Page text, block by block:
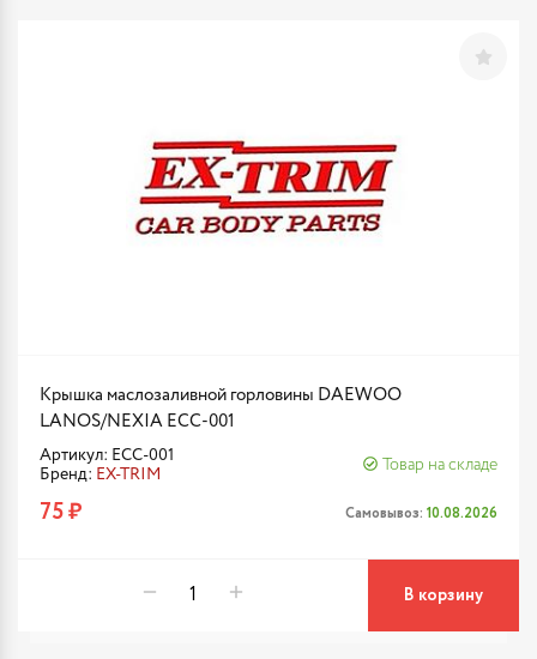
Крышка маслозаливной горловины DAEWOO
LANOS/NEXIA ECC-001
Артикул: ECC-001
Бренд: EX-TRIM
Товар на складе
75 ₽ Самовывоз: 10.08.2026
В корзину